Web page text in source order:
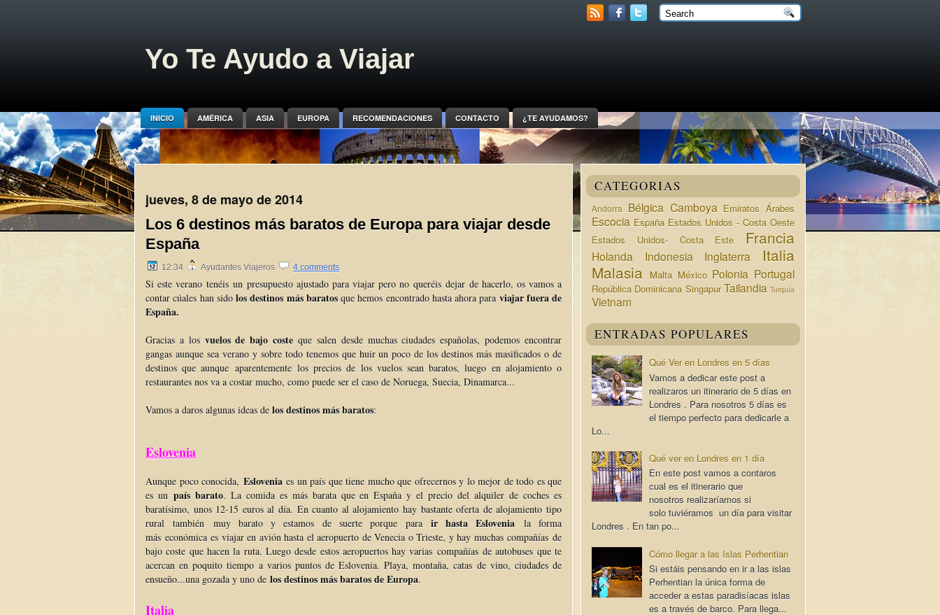
Yo Te Ayudo a Viajar
INICIO AMÉRICA ASIA EUROPA RECOMENDACIONES CONTACTO ¿TE AYUDAMOS?
jueves, 8 de mayo de 2014
Los 6 destinos más baratos de Europa para viajar desde
España
12:34 Ayudantes Viajeros 4 comments
Si este veranotenéis un presupuesto ajustado para viajar pero noqueréis dejar de hacerlo, os vamos a
contar cúales han sido los destinos más baratosque hemos encontrado hasta ahora para viajar fuera de
España.
Gracias a los vuelos de bajo coste que salen desde muchas ciudades españolas, podemos encontrar
gangas aunque sea verano y sobre todo tenemos que huir un poco de los destinos más masificados o de
destinos que aunque aparentemente los precios de los vuelos sean baratos, luego en alojamiento o
restaurantes nos va a costar mucho, como puede ser el caso de Noruega, Suecia, Dinamarca...
Vamos a daros algunas ideas de los destinos más baratos:
Eslovenia
Aunque poco conocida, Eslovenia es un país que tiene mucho que ofrecernos y lo mejor de todo es que
es unpaís barato. La comida es más barata que en España y el precio del alquiler de coches es
baratísimo, unos 12-15 euros al día. En cuanto al alojamiento hay bastante oferta de alojamiento tipo
rural también muy barato y estamos de suerte porque para ir hasta Eslovenia la forma
más económica es viajar en avión hasta el aeropuerto de Venecia o Trieste, y hay muchas compañías de
bajo coste que hacen la ruta. Luego desde estos aeropuertos hay varias compañías de autobuses que te
acercan en poquito tiempo a varios puntos de Eslovenia. Playa, montaña, catas de vino, ciudades de
ensueño...una gozada y uno de los destinos más baratos de Europa.
Italia
CATEGORIAS
Andorra Bélgica Camboya Emiratos Árabes
Escocia España Estados Unidos - Costa Oeste
Estados Unidos- Costa Este
Francia
Holanda Indonesia Inglaterra
Italia
Malasia
Malta México Polonia Portugal
República Dominicana Singapur Tailandia Turquía
Vietnam
ENTRADAS POPULARES
Qué Ver en Londres en 5 días
Vamos a dedicar este post a
realizaros un itinerario de 5 días en
Londres . Para nosotros 5 días es
el tiempo perfecto para dedicarle a
Lo...
Qué ver en Londres en 1 día
En este post vamos a contaros
cual es el itinerario que
nosotros realizaríamos si
solo tuviéramos un día para visitar
Londres . En tan po...
Cómo llegar a las Islas Perhentian
Si estáis pensando en ir a las islas
Perhentian la única forma de
acceder a estas paradisíacas islas
es a través de barco. Para llega...